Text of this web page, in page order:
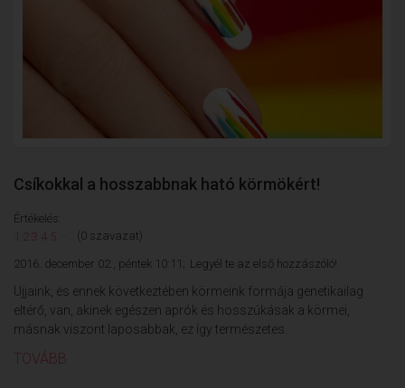
Csíkokkal a hosszabbnak ható körmökért!
Értékelés:
1 2 3 4 5 (0 szavazat)
2016. december 02., péntek 10:11; Legyél te az első hozzászóló!
Ujjaink, és ennek következtében körmeink formája genetikailag
eltérő, van, akinek egészen aprók és hosszúkásak a körmei,
másnak viszont laposabbak, ez így természetes.
TOVÁBB